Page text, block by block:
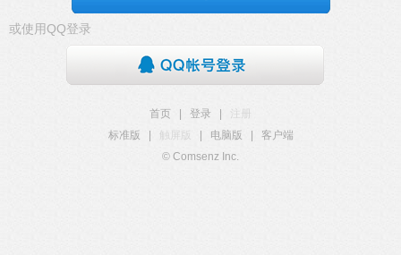
或使用QQ登录
首页 登录
注册
标准版
触屏版 电脑版
客户端
© Comsenz Inc.